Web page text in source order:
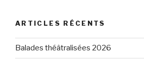
ARTICLES RÉCENTS
Balades théâtralisées 2026